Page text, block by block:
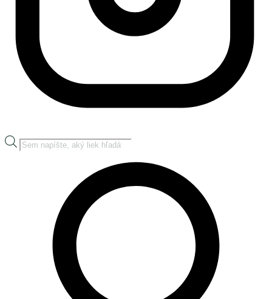
Products
search